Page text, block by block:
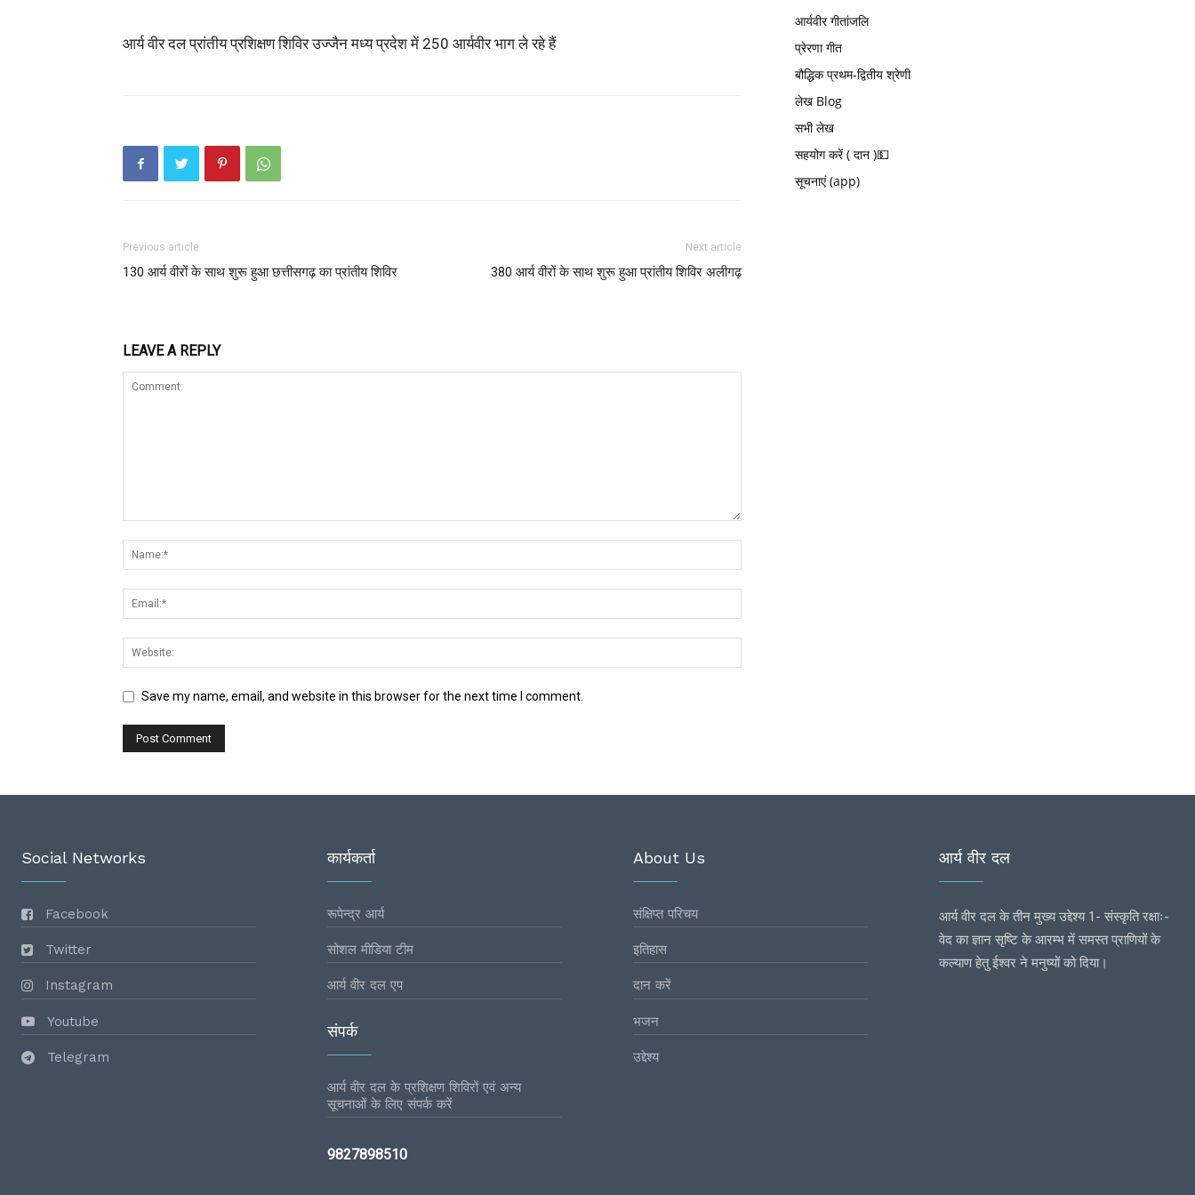
आर्य वीर दल प्रांतीय प्रशिक्षण शिविर उज्जैन मध्य प्रदेश में 250 आर्यवीर भाग ले रहे हैं
Previous article
130 आर्य वीरों के साथ शुरू हुआ छत्तीसगढ़ का प्रांतीय शिविर
Next article
380 आर्य वीरों के साथ शुरू हुआ प्रांतीय शिविर अलीगढ़
LEAVE A REPLY
Save my name, email, and website in this browser for the next time I comment.
आर्यवीर गीतांजलि
प्रेरणा गीत
बौद्धिक प्रथम-द्वितीय श्रेणी
लेख Blog
सभी लेख
सहयोग करें ( दान )💵
सूचनाएं (app)
Social Networks
Facebook
Twitter
Instagram
Youtube
Telegram
कार्यकर्ता
रूपेन्द्र आर्य
सोशल मीडिया टीम
आर्य वीर दल एप
संपर्क
आर्य वीर दल के प्रशिक्षण शिविरों एवं अन्य
सूचनाओं के लिए संपर्क करें
9827898510
About Us
संक्षिप्त परिचय
इतिहास
दान करें
भजन
उद्देश्य
आर्य वीर दल
आर्य वीर दल के तीन मुख्य उद्देश्य 1- संस्कृति रक्षाः-
वेद का ज्ञान सृष्टि के आरम्भ में समस्त प्राणियों के
कल्याण हेतु ईश्वर ने मनुष्यों को दिया।